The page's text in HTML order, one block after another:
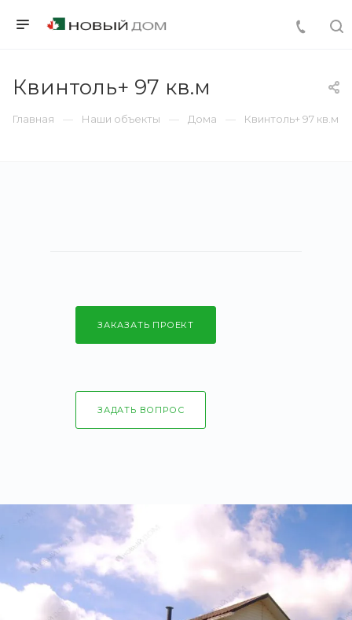
Квинтоль+ 97 кв.м
Главная Наши объекты Дома Квинтоль+ 97 кв.м
ЗАКАЗАТЬ ПРОЕКТ
ЗАДАТЬ ВОПРОС